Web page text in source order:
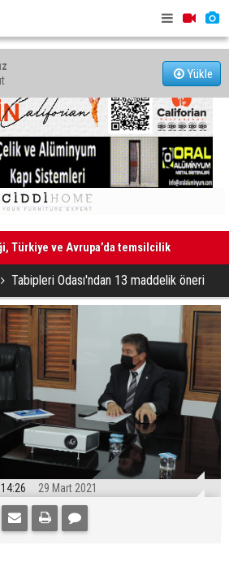
Yükle
Türkiye ve Avrupa’da temsilcilik
açılacak
Tabipleri Odası'ndan 13 maddelik öneri
14:26 29 Mart 2021